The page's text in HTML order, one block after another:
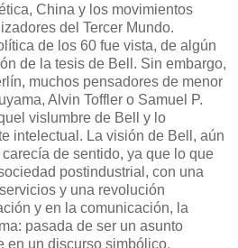
China y los movimientos
del Tercer Mundo.
de los 60 fue vista, de algún
de la tesis de Bell. Sin embargo,
muchos pensadores de menor
Alvin Toffler o Samuel P.
vislumbre de Bell y lo
intelectual. La visión de Bell, aún
de sentido, ya que lo que
postindustrial, con una
y una revolución
y en la comunicación, la
pasada de ser un asunto
en un discurso simbólico.